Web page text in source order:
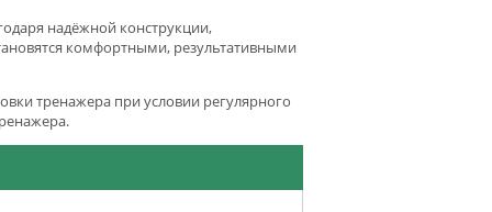
надёжной конструкции,
комфортными, результативными
тренажера при условии регулярного